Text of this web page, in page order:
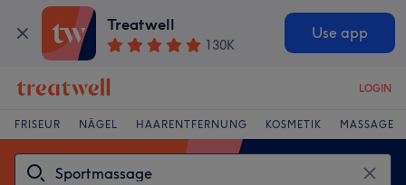
Treatwell
130K
Use app
LOGIN
FRISEUR NÄGEL HAARENTFERNUNG KOSMETIK MASSAGE